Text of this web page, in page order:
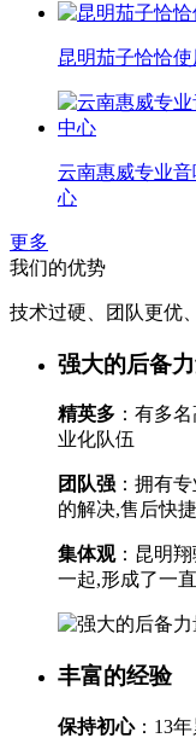
昆明茄子恰恰
云南惠威专业
心
更多
我们的优势
技术过硬、团队更优
强大的后备
精英多 ：有多
业化队伍
团队强 ：拥有
的解决,售后快
集体观：昆明
一起,形成了一
丰富的经验
保持初心：13